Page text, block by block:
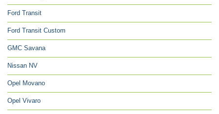
Ford Transit
Ford Transit Custom
GMC Savana
Nissan NV
Opel Movano
Opel Vivaro